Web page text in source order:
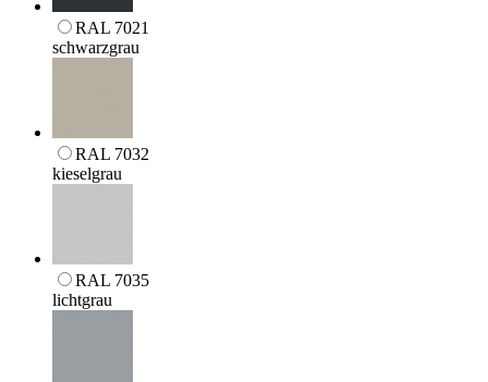
RAL 7021
schwarzgrau
RAL 7032
kieselgrau
RAL 7035
lichtgrau